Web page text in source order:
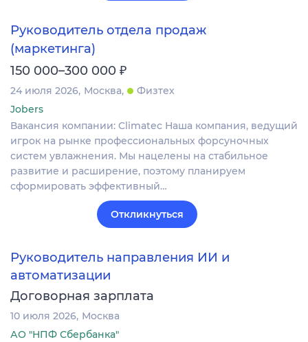
Руководитель отдела продаж
(маркетинга)
150 000–300 000 ₽
24 июля 2026 Москва
Физтех
Jobers
Вакансия компании: Climatec Наша компания, ведущий
игрок на рынке профессиональных форсуночных
систем увлажнения. Мы нацелены на стабильное
развитие и расширение, поэтому планируем
сформировать эффективный…
Откликнуться
Руководитель направления ИИ и
автоматизации
Договорная зарплата
10 июля 2026 Москва
АО "НПФ Сбербанка"